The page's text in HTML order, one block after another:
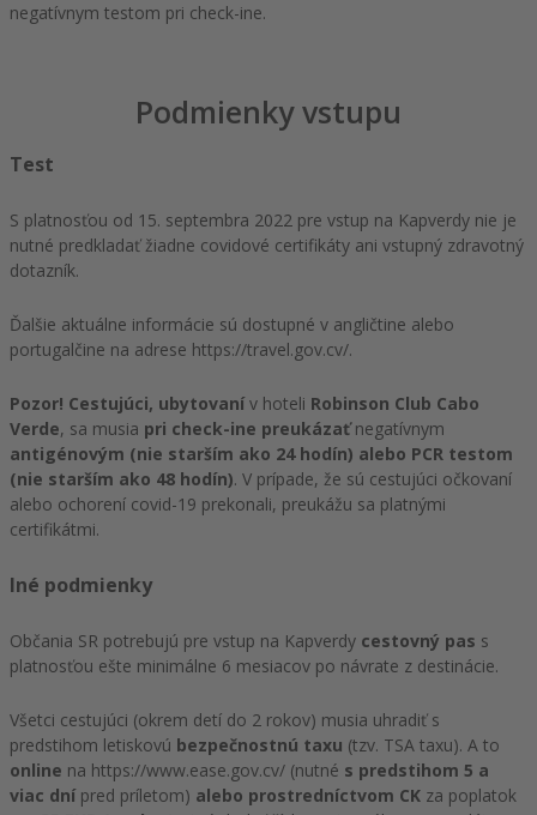
negatívnym testom pri check-ine.
Podmienky vstupu
Test
S platnosťou od 15. septembra 2022 pre vstup na Kapverdy nie je
nutné predkladať žiadne covidové certifikáty ani vstupný zdravotný
dotazník.
Ďalšie aktuálne informácie sú dostupné v angličtine alebo
portugalčine na adrese https://travel.gov.cv/.
Pozor! Cestujúci, ubytovaní v hoteli Robinson Club Cabo
Verde, sa musia pri check-ine preukázaťnegatívnym
antigénovým (nie starším ako 24 hodín) alebo PCR testom
(nie starším ako 48 hodín). V prípade, že sú cestujúci očkovaní
alebo ochorení covid-19 prekonali, preukážu sa platnými
certifikátmi.
Iné podmienky
Občania SR potrebujú pre vstup na Kapverdy cestovný pas s
platnosťou ešte minimálne 6 mesiacov po návrate z destinácie.
Všetci cestujúci (okrem detí do 2 rokov) musia uhradiť s
predstihom letiskovú bezpečnostnú taxu (tzv. TSA taxu). A to
online na https://www.ease.gov.cv/ (nutné s predstihom 5 a
viac dní pred príletom) alebo prostredníctvom CK za poplatok